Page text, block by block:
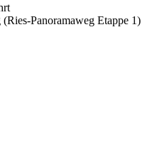
Panoramaweg Etappe 1)